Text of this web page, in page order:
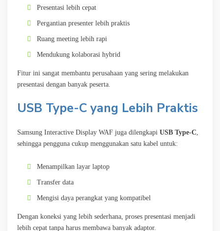
Presentasi lebih cepat
Pergantian presenter lebih praktis
Ruang meeting lebih rapi
Mendukung kolaborasi hybrid
Fitur ini sangat membantu perusahaan yang sering melakukan
presentasi dengan banyak peserta.
USB Type-C yang Lebih Praktis
Samsung Interactive Display WAF juga dilengkapi USB Type-C
sehingga pengguna cukup menggunakan satu kabel untuk:
Menampilkan layar laptop
Transfer data
Mengisi daya perangkat yang kompatibel
Dengan koneksi yang lebih sederhana, proses presentasi menjadi
lebih cepat tanpa harus membawa banyak adaptor.